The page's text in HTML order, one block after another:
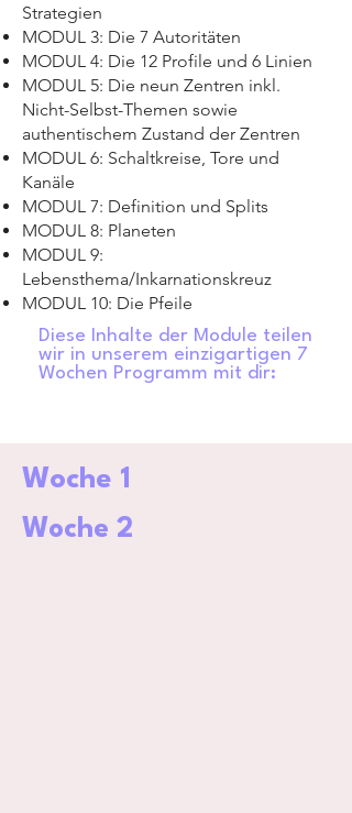
Strategien
MODUL 3: Die 7 Autoritäten
MODUL 4: Die 12 Profile und 6 Linien
MODUL 5: Die neun Zentren inkl.
Nicht-Selbst-Themen sowie
authentischem Zustand der Zentren
MODUL 6: Schaltkreise, Tore und
Kanäle
MODUL 7: Definition und Splits
MODUL 8: Planeten
MODUL 9:
Lebensthema/Inkarnationskreuz
MODUL 10: Die Pfeile
Diese Inhalte der Module teilen
wir in unserem einzigartigen 7
Wochen Programm mit dir:
Woche 1
Woche 2